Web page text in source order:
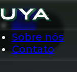
Início
Blog
Sobre nós
Contato